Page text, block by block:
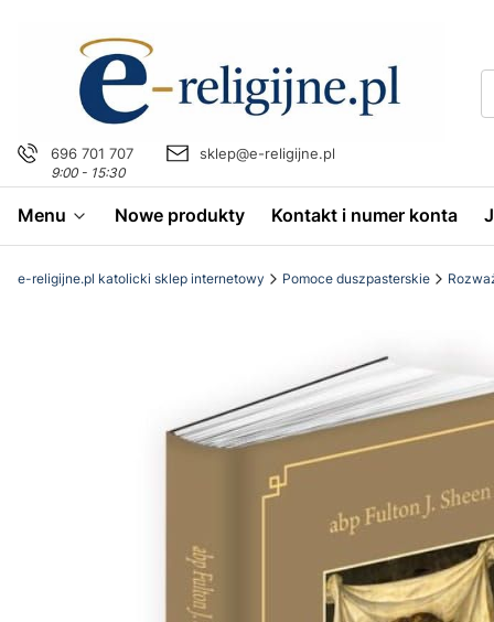
696 701 707
9:00 - 15:30
sklep@e-religijne.pl
Menu Nowe produkty Kontakt i numer konta
e-religijne.pl katolicki sklep internetowy Pomoce duszpasterskie